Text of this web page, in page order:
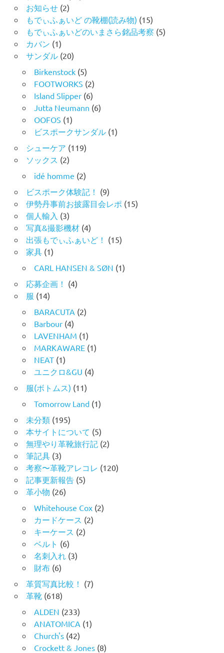
お知らせ(2)
もでぃふぁいど の靴棚(読み物) (15)
もでぃふぁいどのいまさら銘品考察 (5)
カバン (1)
サンダル(20)
Birkenstock(5)
FOOTWORKS (2)
Island Slipper(6)
Jutta Neumann (6)
OOFOS (1)
ビスポークサンダル(1)
シューケア (119)
ソックス (2)
idé homme (2)
ビスポーク体験記！ (9)
伊勢丹事前お披露目会レポ (15)
個人輸入 (3)
写真&撮影機材(4)
出張もでぃふぁいど！ (15)
家具(1)
CARL HANSEN & SØN (1)
応募企画！ (4)
服 (14)
BARACUTA (2)
Barbour(4)
LAVENHAM (1)
MARKAWARE(1)
NEAT(1)
ユニクロ&GU (4)
服(ボトムス) (11)
Tomorrow Land(1)
未分類(195)
本サイトについて (5)
無理やり革靴旅行記 (2)
筆記具(3)
考察〜革靴アレコレ (120)
記事更新報告(5)
革小物 (26)
Whitehouse Cox(2)
カードケース (2)
キーケース (2)
ベルト (6)
名刺入れ (3)
財布(6)
革質写真比較！ (7)
革靴(618)
ALDEN (233)
ANATOMICA (1)
Church's(42)
Crockett & Jones(8)